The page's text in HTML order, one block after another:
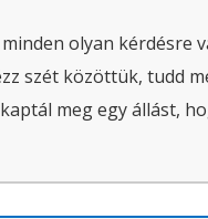
olyan kérdésre
szét közöttük, tudd
meg egy állást,